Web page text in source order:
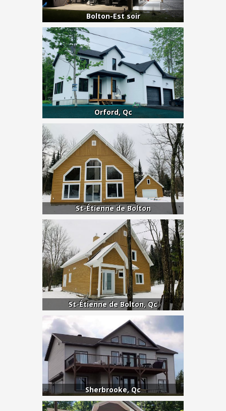
Bolton-Est soir
Orford, Qc
St-Étienne de Bolton
St-Étienne de Bolton, Qc
Sherbrooke, Qc